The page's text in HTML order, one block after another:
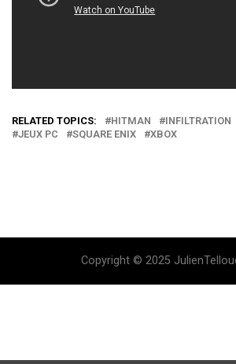
RELATED TOPICS: HITMAN INFILTRATION
JEUX PC
SQUARE ENIX XBOX
Copyright © 2025